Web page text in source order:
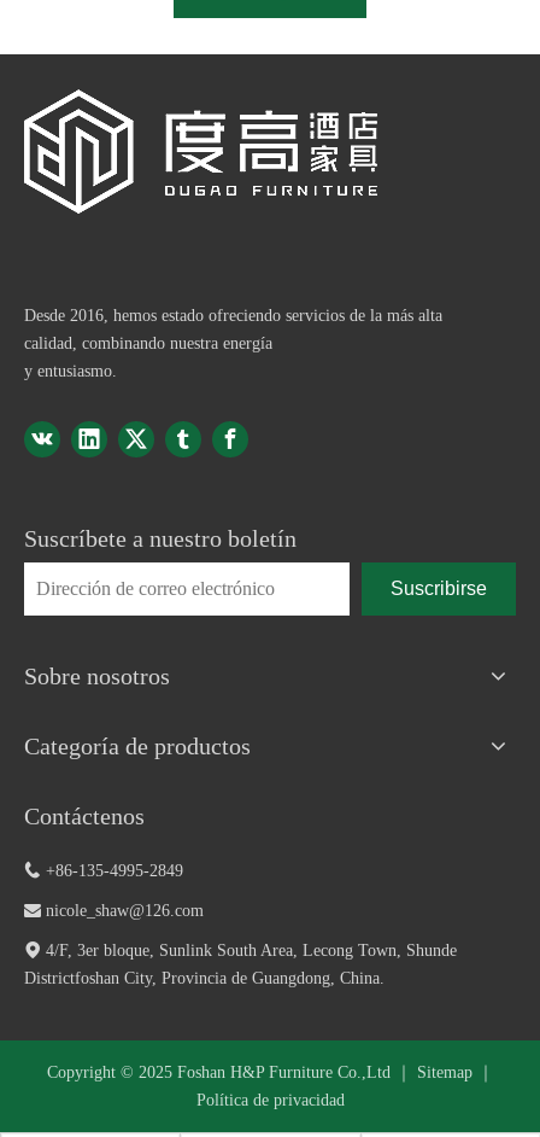
Desde 2016, hemos estado ofreciendo servicios de la más alta
calidad, combinando nuestra energía
y entusiasmo.
Suscríbete a nuestro boletín
Suscribirse
Sobre nosotros
Categoría de productos
Contáctenos
 +86-135-4995-2849
 nicole_shaw@126.com
 4/F, 3er bloque, Sunlink South Area, Lecong Town, Shunde
Districtfoshan City, Provincia de Guangdong, China.
Copyright © 2025 Foshan H&P Furniture Co.,Ltd ｜ Sitemap
Política de privacidad